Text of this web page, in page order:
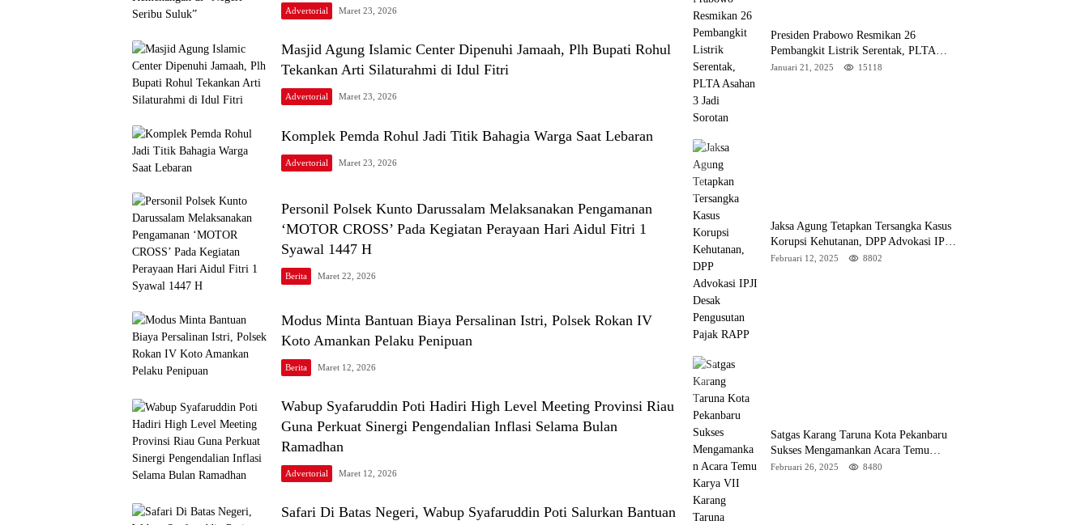
Advertorial Maret 23, 2026
Masjid Agung Islamic Center Dipenuhi Jamaah, Plh Bupati Rohul
Tekankan Arti Silaturahmi di Idul Fitri
Advertorial Maret 23, 2026
Komplek Pemda Rohul Jadi Titik Bahagia Warga Saat Lebaran
Advertorial Maret 23, 2026
Personil Polsek Kunto Darussalam Melaksanakan Pengamanan
‘MOTOR CROSS’ Pada Kegiatan Perayaan Hari Aidul Fitri 1
Syawal 1447 H
Berita Maret 22, 2026
Modus Minta Bantuan Biaya Persalinan Istri, Polsek Rokan IV
Koto Amankan Pelaku Penipuan
Berita Maret 12, 2026
Wabup Syafaruddin Poti Hadiri High Level Meeting Provinsi Riau
Guna Perkuat Sinergi Pengendalian Inflasi Selama Bulan
Ramadhan
Advertorial Maret 12, 2026
Safari Di Batas Negeri, Wabup Syafaruddin Poti Salurkan Bantuan
Presiden Prabowo Resmikan 26
Pembangkit Listrik Serentak, PLTA
Asahan 3 Jadi Sorotan
Januari 21, 2025 15118
Jaksa Agung Tetapkan Tersangka Kasus
Korupsi Kehutanan, DPP Advokasi IPJI
Desak Pengusutan Pajak RAPP
Februari 12, 2025 8802
Satgas Karang Taruna Kota Pekanbaru
Sukses Mengamankan Acara Temu
Karya VII Karang Taruna Pekanbaru
Februari 26, 2025 8480